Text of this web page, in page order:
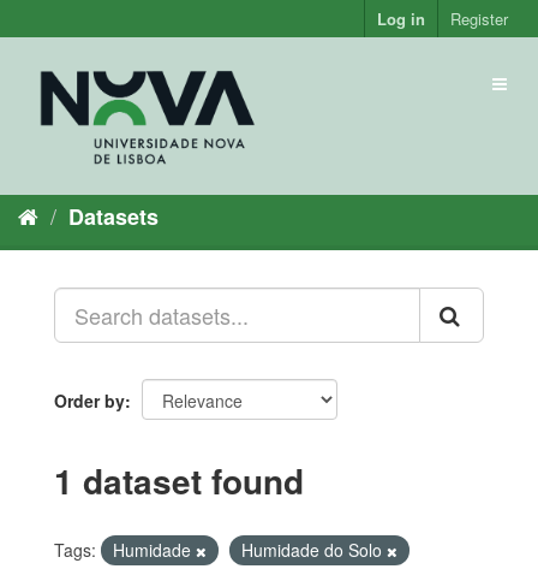
to
Log in Register
Datasets
Order by
1 dataset found
Tags: Humidade
Humidade do Solo